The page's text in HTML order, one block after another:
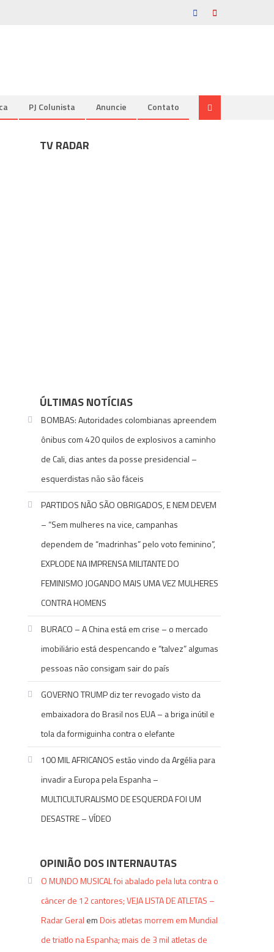
PJ Colunista Anuncie Contato
TV RADAR
ÚLTIMAS NOTÍCIAS
BOMBAS: Autoridades colombianas apreendem
ônibus com 420 quilos de explosivos a caminho
de Cali, dias antes da posse presidencial –
esquerdistas não são fáceis
PARTIDOS NÃO SÃO OBRIGADOS, E NEM DEVEM
– “Sem mulheres na vice, campanhas
dependem de “madrinhas” pelo voto feminino”,
EXPLODE NA IMPRENSA MILITANTE DO
FEMINISMO JOGANDO MAIS UMA VEZ MULHERES
CONTRA HOMENS
BURACO – A China está em crise – o mercado
imobiliário está despencando e “talvez” algumas
pessoas não consigam sair do país
GOVERNO TRUMP diz ter revogado visto da
embaixadora do Brasil nos EUA – a briga inútil e
tola da formiguinha contra o elefante
100 MIL AFRICANOS estão vindo da Argélia para
invadir a Europa pela Espanha –
MULTICULTURALISMO DE ESQUERDA FOI UM
DESASTRE – VÍDEO
OPINIÃO DOS INTERNAUTAS
O MUNDO MUSICAL foi abalado pela luta contra o
câncer de 12 cantores; VEJA LISTA DE ATLETAS –
Radar Geral emDois atletas morrem em Mundial
de triatlo na Espanha; mais de 3 mil atletas de